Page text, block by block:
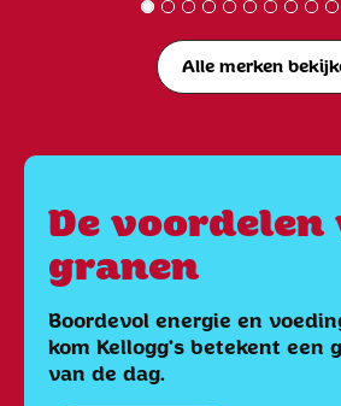
Alle merken
De voordelen
granen
Boordevol energie en
kom Kellogg's betekent een
van de dag.